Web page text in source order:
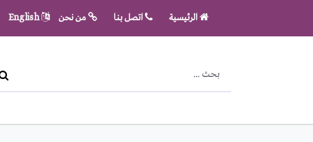
الرئيسية اتصل بنا من نحن English